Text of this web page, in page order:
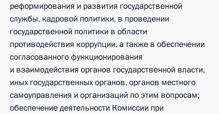
реформирования и развития государственной
службы, кадровой политики, в проведении
государственной политики в области
противодействия коррупции, а также в обеспечении
согласованного функционирования
и взаимодействия органов государственной власти,
иных государственных органов, органов местного
самоуправления и организаций по этим вопросам;
обеспечение деятельности Комиссии при